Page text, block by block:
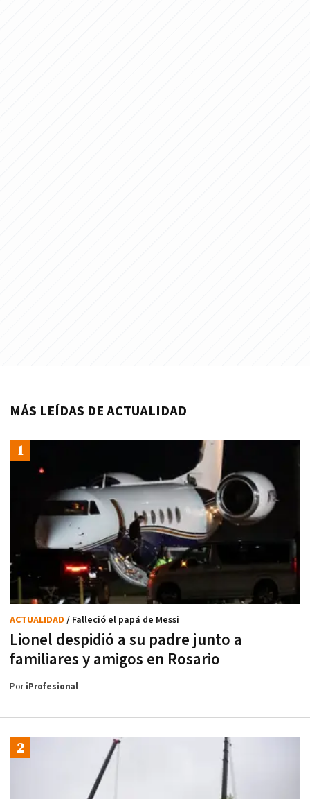
MÁS LEÍDAS DE ACTUALIDAD
Lionel despidió a su padre junto a
familiares y amigos en Rosario
ACTUALIDAD / Falleció el papá de Messi
PoriProfesional